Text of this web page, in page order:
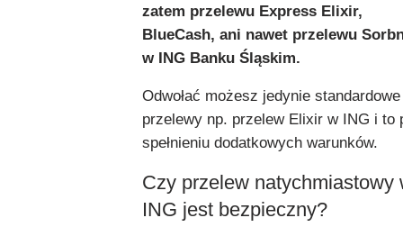
zatem przelewu Express Elixir,
BlueCash, ani nawet przelewu
w ING Banku Śląskim.
Odwołać możesz jedynie standardowe
przelewy np. przelew Elixir w ING i to
spełnieniu dodatkowych warunków.
Czy przelew natychmiastowy
ING jest bezpieczny?